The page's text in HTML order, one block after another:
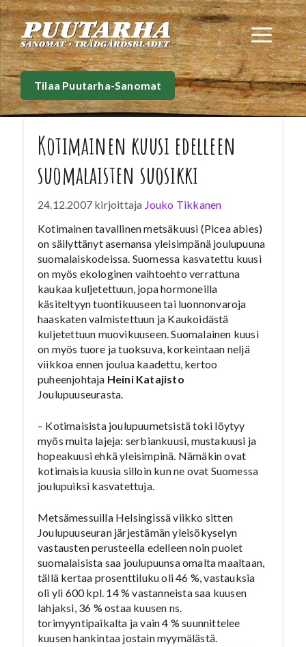
Siirry
sisältöön
Tilaa Puutarha-Sanomat
Kotimainen kuusi edelleen
suomalaisten suosikki
24.12.2007 kirjoittaja Jouko Tikkanen
Kotimainen tavallinen metsäkuusi (Picea abies)
on säilyttänyt asemansa yleisimpänä joulupuuna
suomalaiskodeissa. Suomessa kasvatettu kuusi
on myös ekologinen vaihtoehto verrattuna
kaukaa kuljetettuun, jopa hormoneilla
käsiteltyyn tuontikuuseen tai luonnonvaroja
haaskaten valmistettuun ja Kaukoidästä
kuljetettuun muovikuuseen. Suomalainen kuusi
on myös tuore ja tuoksuva, korkeintaan neljä
viikkoa ennen joulua kaadettu, kertoo
puheenjohtaja Heini Katajisto
Joulupuuseurasta.
– Kotimaisista joulupuumetsistä toki löytyy
myös muita lajeja: serbiankuusi, mustakuusi ja
hopeakuusi ehkä yleisimpinä. Nämäkin ovat
kotimaisia kuusia silloin kun ne ovat Suomessa
joulupuiksi kasvatettuja.
Metsämessuilla Helsingissä viikko sitten
Joulupuuseuran järjestämän yleisökyselyn
vastausten perusteella edelleen noin puolet
suomalaisista saa joulupuunsa omalta maaltaan,
tällä kertaa prosenttiluku oli 46 %, vastauksia
oli yli 600 kpl. 14 % vastanneista saa kuusen
lahjaksi, 36 % ostaa kuusen ns.
torimyyntipaikalta ja vain 4 % suunnittelee
kuusen hankintaa jostain myymälästä.